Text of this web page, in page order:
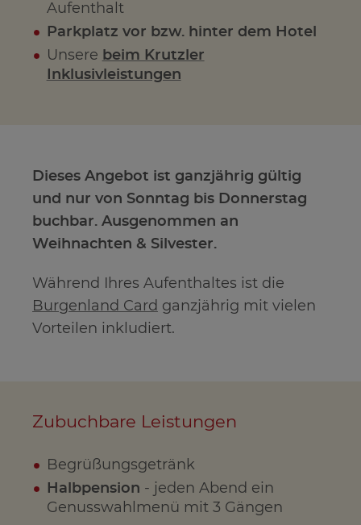
Aufenthalt
Parkplatz vor bzw. hinter dem Hotel
Unsere beim Krutzler
Inklusivleistungen
Dieses Angebot ist ganzjährig gültig
und nur von Sonntag bis Donnerstag
buchbar. Ausgenommen an
Weihnachten & Silvester.
Während Ihres Aufenthaltes ist die
Burgenland Card ganzjährig mit vielen
Vorteilen inkludiert.
Zubuchbare Leistungen
Begrüßungsgetränk
Halbpension - jeden Abend ein
Genusswahlmenü mit 3 Gängen